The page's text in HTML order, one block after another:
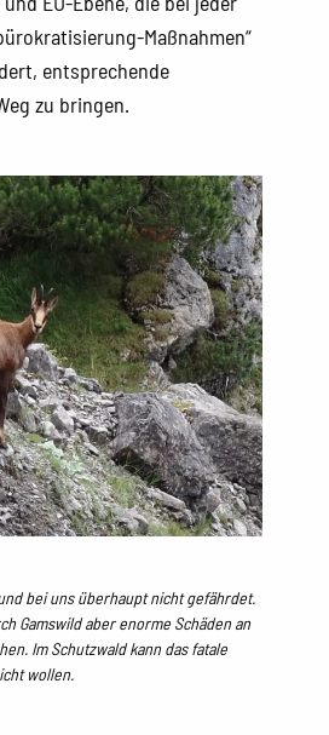
Maßnahmen“
entsprechende
zu bringen.
bei uns überhaupt nicht gefährdet.
Gamswild aber enorme Schäden an
Im Schutzwald kann das fatale
wollen.